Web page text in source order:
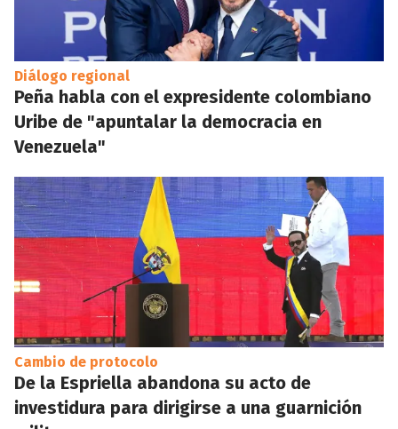
Diálogo regional
Peña habla con el expresidente colombiano
Uribe de "apuntalar la democracia en
Venezuela"
Cambio de protocolo
De la Espriella abandona su acto de
investidura para dirigirse a una guarnición